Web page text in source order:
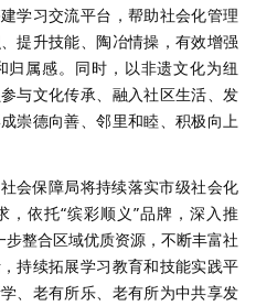
学习交流平台，帮助社会化管理
提升技能、陶冶情操，有效增强
属感。同时，以非遗文化为纽
与文化传承、融入社区生活、发
崇德向善、邻里和睦、积极向上
会保障局将持续落实市级社会化
依托“缤彩顺义”品牌，深入推
步整合区域优质资源，不断丰富社
持续拓展学习教育和技能实践平
、老有所乐、老有所为中共享发